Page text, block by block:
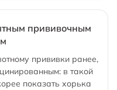
прививочным
прививки ранее,
в такой
показать хорька